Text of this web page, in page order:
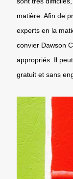
matière. Afin de
experts en la
convier Dawson
appropriés. Il
gratuit et sans